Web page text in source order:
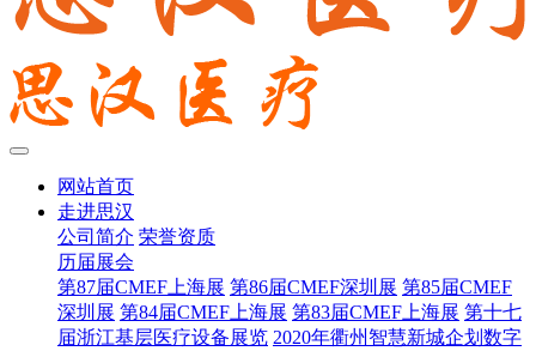
网站首页
走进思汉
公司简介 荣誉资质
历届展会
第87届CMEF上海展 第86届CMEF深圳展 第85届CMEF
深圳展 第84届CMEF上海展 第83届CMEF上海展 第十七
届浙江基层医疗设备展览 2020年衢州智慧新城企划数字